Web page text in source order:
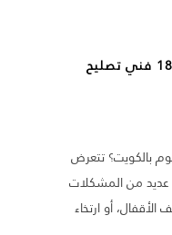
تصليح ابواب المنيوم 1886554 فني تصليح
بالكويت؟ تتعرض
عديد من المشكلات
أو ارتخاء